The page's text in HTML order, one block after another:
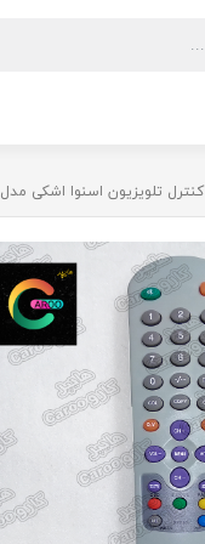
کنترل تلویزیون اسنوا اشکی مدل 331